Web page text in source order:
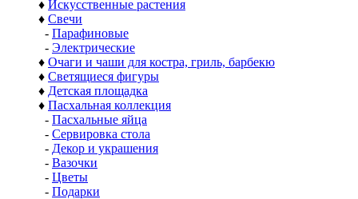
♦ Искусственные растения
♦ Свечи
- Парафиновые
- Электрические
♦ Очаги и чаши для костра, гриль, барбекю
♦ Светящиеся фигуры
♦ Детская площадка
♦ Пасхальная коллекция
- Пасхальные яйца
- Сервировка стола
- Декор и украшения
- Вазочки
- Цветы
- Подарки